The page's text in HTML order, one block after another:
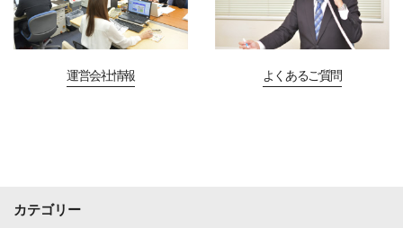
運営会社情報 よくあるご質問
カテゴリー